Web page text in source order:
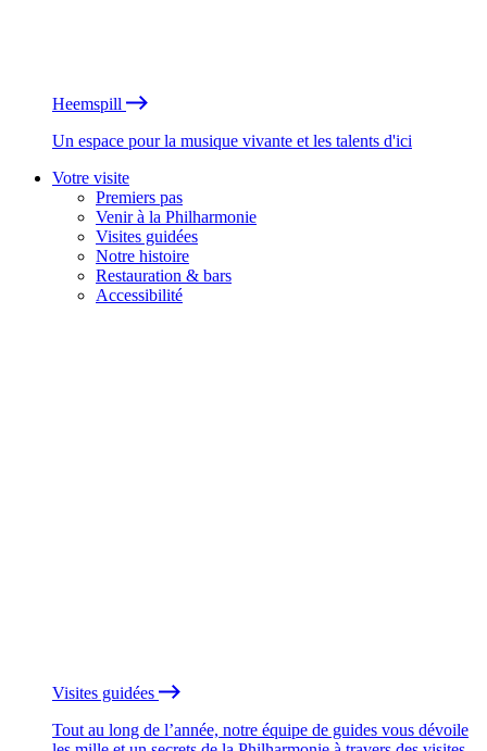
Heemspill
Un espace pour la musique vivante et les talents d'ici
Votre visite
Premiers pas
Venir à la Philharmonie
Visites guidées
Notre histoire
Restauration & bars
Accessibilité
Visites guidées
Tout au long de l’année, notre équipe de guides vous dévoile